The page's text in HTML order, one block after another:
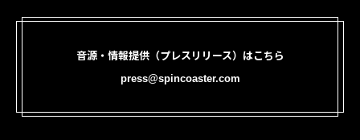
音源・情報提供（プレスリリース）はこちら
press@spincoaster.com